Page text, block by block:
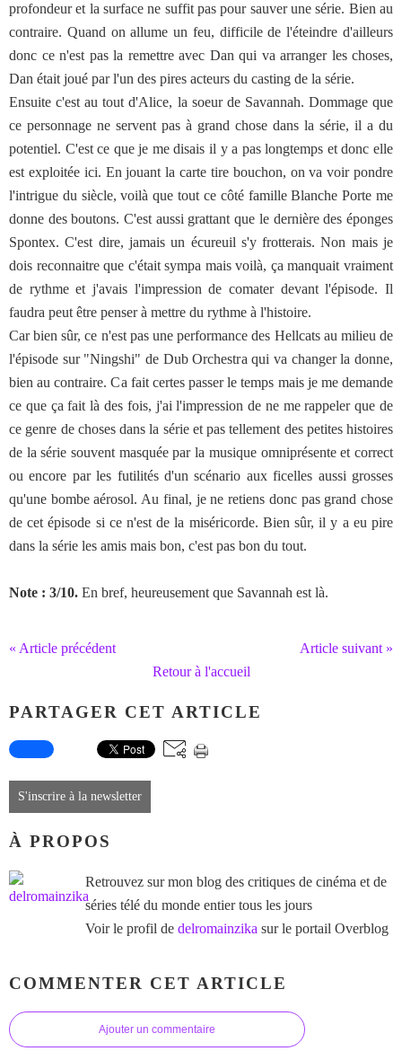
profondeur et la surface ne suffit pas pour sauver une série. Bien au
contraire. Quand on allume un feu, difficile de l'éteindre d'ailleurs
donc ce n'est pas la remettre avec Dan qui va arranger les choses,
Dan était joué par l'un des pires acteurs du casting de la série.
Ensuite c'est au tout d'Alice, la soeur de Savannah. Dommage que
ce personnage ne servent pas à grand chose dans la série, il a du
potentiel. C'est ce que je me disais il y a pas longtemps et donc elle
est exploitée ici. En jouant la carte tire bouchon, on va voir pondre
l'intrigue du siècle, voilà que tout ce côté famille Blanche Porte me
donne des boutons. C'est aussi grattant que le dernière des éponges
Spontex. C'est dire, jamais un écureuil s'y frotterais. Non mais je
dois reconnaitre que c'était sympa mais voilà, ça manquait vraiment
de rythme et j'avais l'impression de comater devant l'épisode. Il
faudra peut être penser à mettre du rythme à l'histoire.
Car bien sûr, ce n'est pas une performance des Hellcats au milieu de
l'épisode sur "Ningshi" de Dub Orchestra qui va changer la donne,
bien au contraire. Ca fait certes passer le temps mais je me demande
ce que ça fait là des fois, j'ai l'impression de ne me rappeler que de
ce genre de choses dans la série et pas tellement des petites histoires
de la série souvent masquée par la musique omniprésente et correct
ou encore par les futilités d'un scénario aux ficelles aussi grosses
qu'une bombe aérosol. Au final, je ne retiens donc pas grand chose
de cet épisode si ce n'est de la miséricorde. Bien sûr, il y a eu pire
dans la série les amis mais bon, c'est pas bon du tout.
Note : 3/10. En bref, heureusement que Savannah est là.
« Article précédent
Article suivant »
Retour à l'accueil
PARTAGER CET ARTICLE
S'inscrire à la newsletter
À PROPOS
Retrouvez sur mon blog des critiques de cinéma et de
séries télé du monde entier tous les jours
Voir le profil de delromainzika sur le portail Overblog
COMMENTER CET ARTICLE
Ajouter un commentaire